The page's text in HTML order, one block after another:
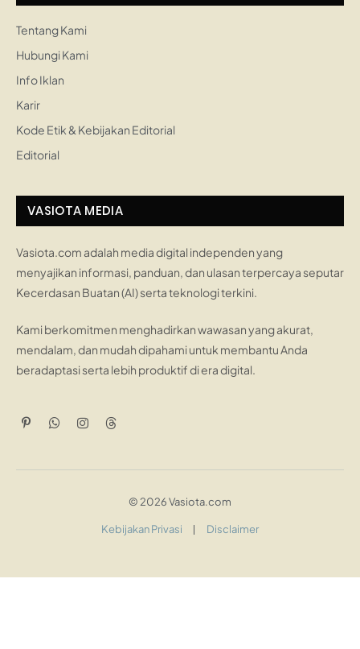
Tentang Kami
Hubungi Kami
Info Iklan
Karir
Kode Etik & Kebijakan Editorial
Editorial
VASIOTA MEDIA
Vasiota.com adalah media digital independen yang
menyajikan informasi, panduan, dan ulasan terpercaya seputar
Kecerdasan Buatan (AI) serta teknologi terkini.
Kami berkomitmen menghadirkan wawasan yang akurat,
mendalam, dan mudah dipahami untuk membantu Anda
beradaptasi serta lebih produktif di era digital.
PinterestWhatsApp
InstagramThreads
© 2026 Vasiota.com
Kebijakan Privasi Disclaimer